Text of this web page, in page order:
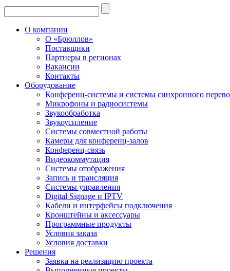
О компании
О «Брюллов»
Поставщики
Партнеры в регионах
Вакансии
Контакты
Оборудование
Конференц-системы и системы синхронного
Микрофоны и радиосистемы
Звукообработка
Звукоусиление
Системы совместной работы
Камеры для конференц-залов
Конференц-связь
Видеокоммутация
Системы отображения
Запись и трансляция
Системы управления
Digital Signage и IPTV
Кабели и интерфейсы подключения
Кронштейны и аксессуары
Программные продукты
Условия заказа
Условия доставки
Решения
Заявка на реализацию проекта